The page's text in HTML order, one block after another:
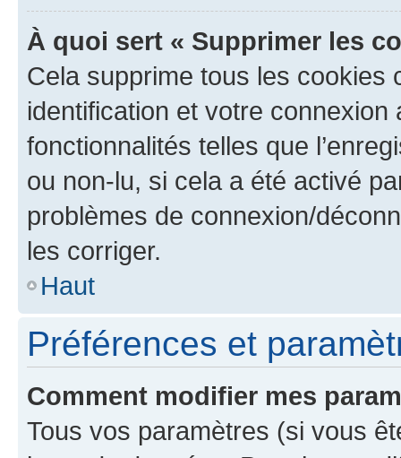
À quoi sert « Supprimer les
Cela supprime tous les cookies
identification et votre
fonctionnalités telles que
ou non-lu, si cela a été activé
problèmes de connexion/
les corriger.
Haut
Préférences et
Comment modifier mes
Tous vos paramètres (si vous